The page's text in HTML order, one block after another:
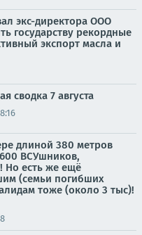
экс-директора ООО
государству рекордные
экспорт масла и
сводка 7 августа
длиной 380 метров
ВСУшников,
Но есть же ещё
(семьи погибших
тоже (около 3 тыс)!